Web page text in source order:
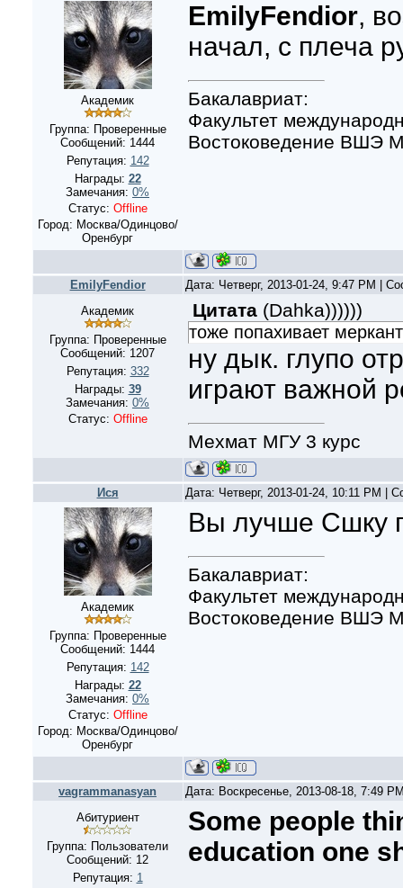
Академик
Группа: Проверенные
Сообщений: 1444
Репутация: 142
Награды: 22
Замечания: 0%
Статус: Offline
Город: Москва/Одинцово/
Оренбург
EmilyFendior,
начал, с плеча
Бакалавриат:
Факультет
Востоковедение ВШЭ
EmilyFendior
Дата: Четверг, 2013-01-24, 9:47 PM |
Академик
Группа: Проверенные
Сообщений: 1207
Репутация: 332
Награды: 39
Замечания: 0%
Статус: Offline
Цитата(Dahka))))))
тоже попахивает
ну дык. глупо
играют важной
Мехмат МГУ 3 курс
Ися Дата: Четверг, 2013-01-24, 10:11 PM |
Академик
Группа: Проверенные
Сообщений: 1444
Репутация: 142
Награды: 22
Замечания: 0%
Статус: Offline
Город: Москва/Одинцово/
Оренбург
Вы лучше Сшку
Бакалавриат:
Факультет
Востоковедение ВШЭ
vagrammanasyan
Дата: Воскресенье, 2013-08-18, 7:49
Абитуриент
Группа: Пользователи
Сообщений: 12
Репутация: 1
Some people
education one